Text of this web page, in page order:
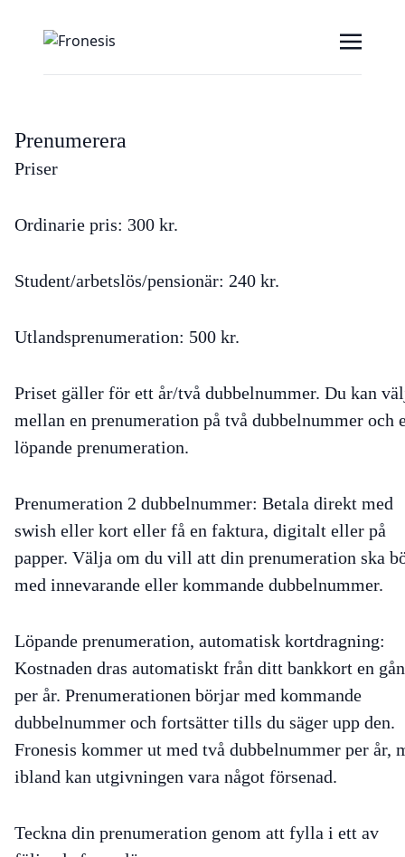
Prenumerera
Priser
Ordinarie pris: 300 kr.
Student/arbetslös/pensionär: 240 kr.
Utlandsprenumeration: 500 kr.
Priset gäller för ett år/två dubbelnummer. Du kan
mellan en prenumeration på två dubbelnummer och
löpande prenumeration.
Prenumeration 2 dubbelnummer: Betala direkt med
swish eller kort eller få en faktura, digitalt eller på
papper. Välja om du vill att din prenumeration ska
med innevarande eller kommande dubbelnummer.
Löpande prenumeration, automatisk kortdragning:
Kostnaden dras automatiskt från ditt bankkort en
per år. Prenumerationen börjar med kommande
dubbelnummer och fortsätter tills du säger upp den.
Fronesis kommer ut med två dubbelnummer per år,
ibland kan utgivningen vara något försenad.
Teckna din prenumeration genom att fylla i ett av